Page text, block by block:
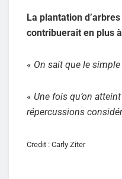
La plantation
contribuerait en plus
« On sait que le
« Une fois qu’on
répercussions
Credit : Carly Ziter